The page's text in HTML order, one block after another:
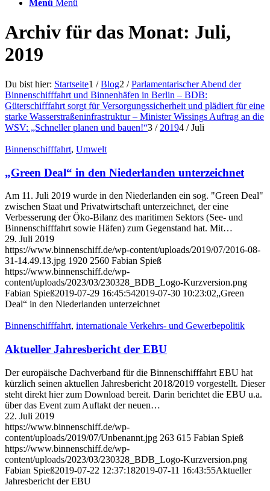
Menü Menü
Archiv für das Monat: Juli,
2019
Du bist hier: Startseite1 / Blog2 / Parlamentarischer Abend der
Binnenschifffahrt und Binnenhäfen in Berlin – BDB:
Güterschifffahrt sorgt für Versorgungssicherheit und plädiert für eine
starke Wasserstraßeninfrastruktur – Minister Wissings Auftrag an die
WSV: „Schneller planen und bauen!“3 / 20194 / Juli
Binnenschifffahrt, Umwelt
„Green Deal“ in den Niederlanden unterzeichnet
Am 11. Juli 2019 wurde in den Niederlanden ein sog. "Green Deal"
zwischen Staat und Privatwirtschaft unterzeichnet, der eine
Verbesserung der Öko-Bilanz des maritimen Sektors (See- und
Binnenschifffahrt sowie Häfen) zum Gegenstand hat. Mit…
29. Juli 2019
https://www.binnenschiff.de/wp-content/uploads/2019/07/2016-08-
31-14.49.13.jpg 1920 2560 Fabian Spieß
https://www.binnenschiff.de/wp-
content/uploads/2023/03/230328_BDB_Logo-Kurzversion.png
Fabian Spieß2019-07-29 16:45:542019-07-30 10:23:02„Green
Deal“ in den Niederlanden unterzeichnet
Binnenschifffahrt, internationale Verkehrs- und Gewerbepolitik
Aktueller Jahresbericht der EBU
Der europäische Dachverband für die Binnenschifffahrt EBU hat
kürzlich seinen aktuellen Jahresbericht 2018/2019 vorgestellt. Dieser
steht direkt hier zum Download bereit. Darin berichtet die EBU u.a.
über das Event zum Auftakt der neuen…
22. Juli 2019
https://www.binnenschiff.de/wp-
content/uploads/2019/07/Unbenannt.jpg 263 615 Fabian Spieß
https://www.binnenschiff.de/wp-
content/uploads/2023/03/230328_BDB_Logo-Kurzversion.png
Fabian Spieß2019-07-22 12:37:182019-07-11 16:43:55Aktueller
Jahresbericht der EBU